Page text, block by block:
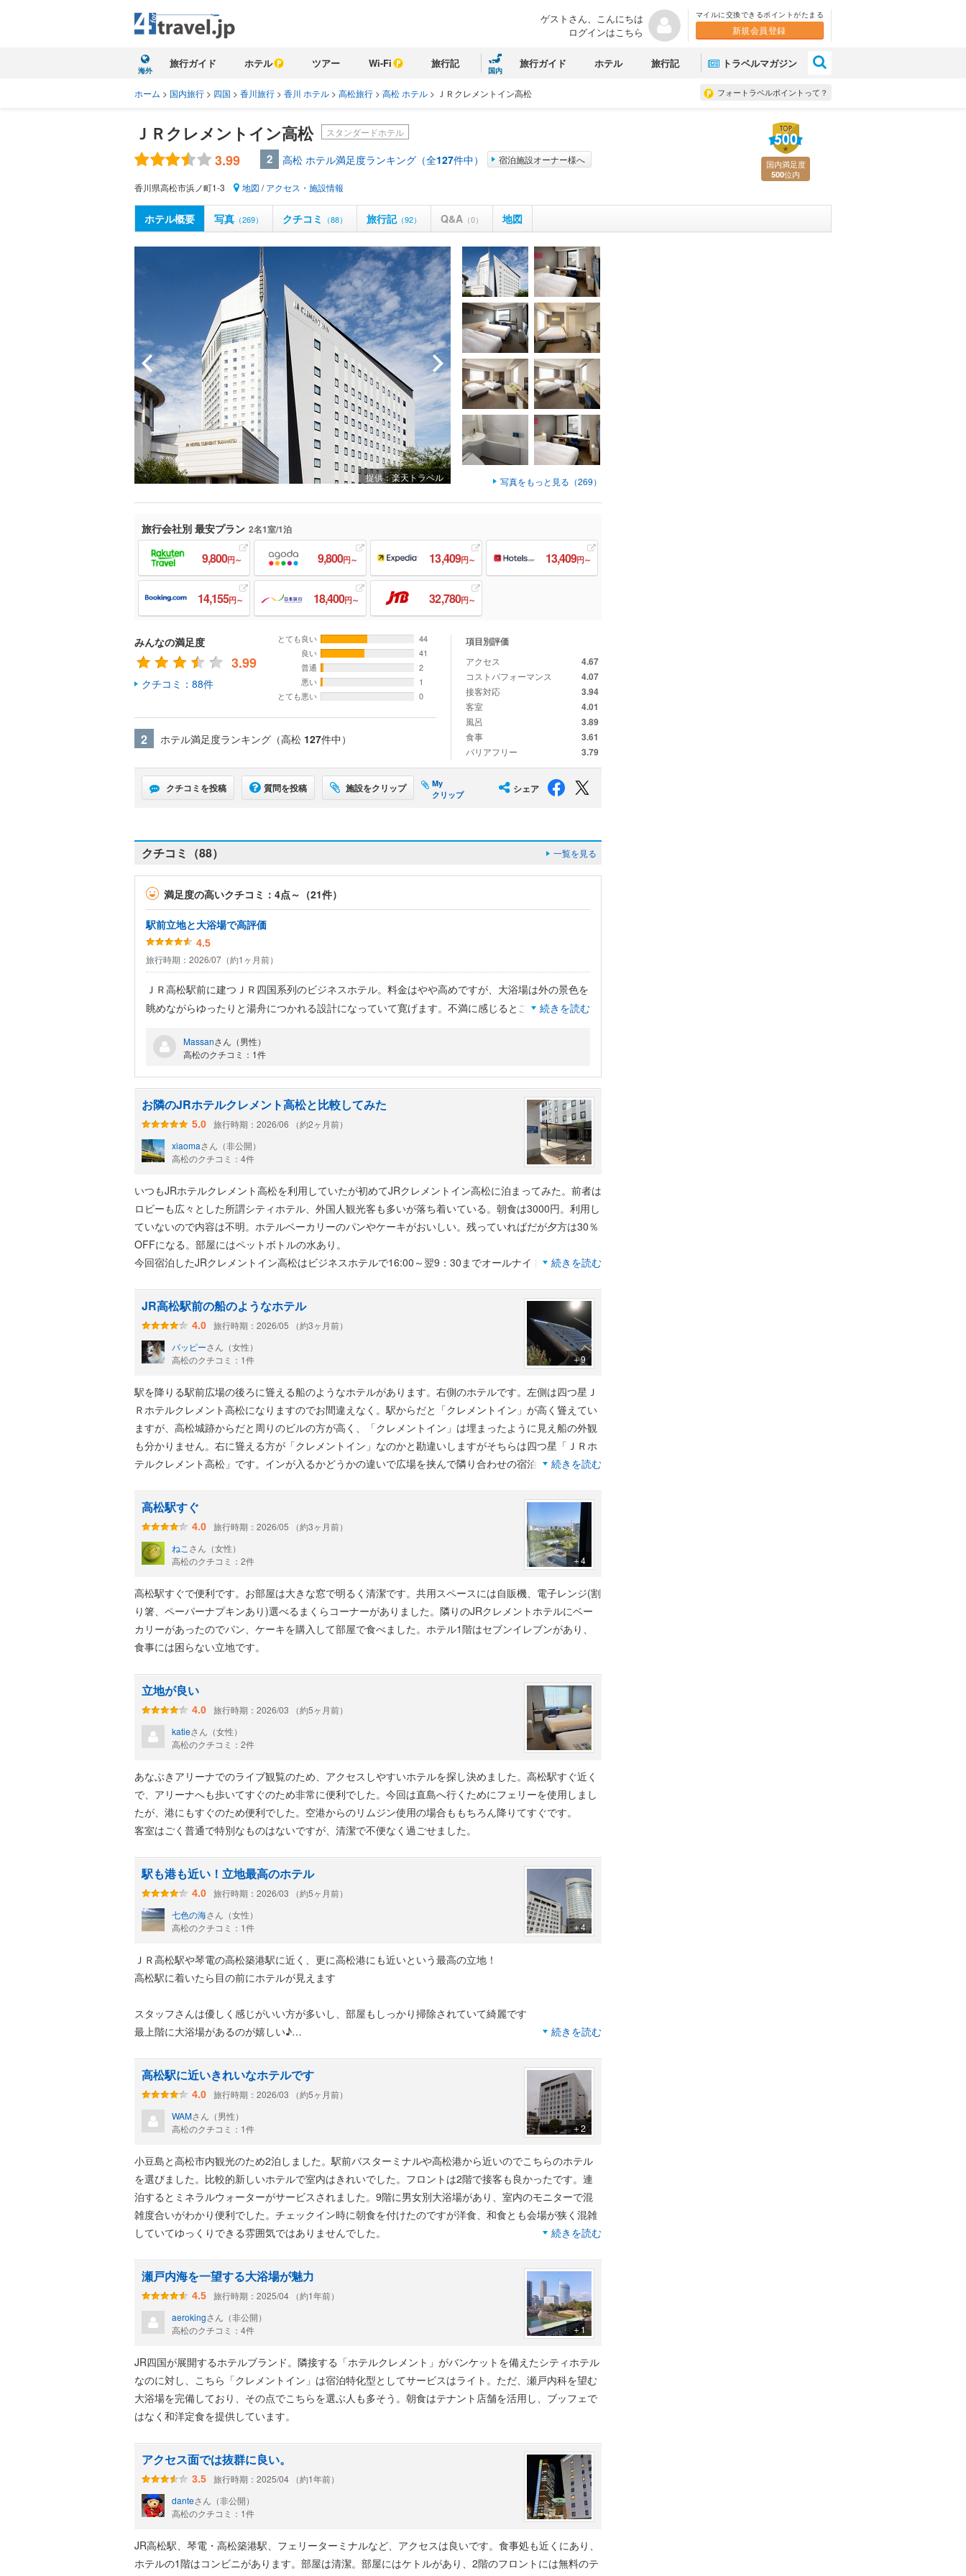
ゲストさん、こんにちは
ログインはこちら
マイルに交換できるポイントがたまる
新規会員登録
海外
旅行ガイド ホテル ツアー Wi-Fi 旅行記
国内
旅行ガイド ホテル 旅行記 トラベルマガジン
フォートラベルポイントって？
ホーム > 国内旅行 > 四国 > 香川旅行 > 香川 ホテル > 高松旅行 > 高松 ホテル > ＪＲクレメントイン高松
ＪＲクレメントイン高松 スタンダードホテル
3.99 2 高松 ホテル満足度ランキング（全127件中） 宿泊施設オーナー様へ
香川県高松市浜ノ町1-3 地図 /アクセス・施設情報
国内満足度
500位内
ホテル概要 写真 （269） クチコミ （88） 旅行記（92） Q&A （0） 地図
提供：楽天トラベル 写真をもっと見る（269）
旅行会社別 最安プラン 2名1室/1泊
9,800円～ 9,800円～ 13,409円～ 13,409円～
14,155円～ 18,400円～ 32,780円～
みんなの満足度
3.99
クチコミ：88件
とても良い
44
良い
41
普通
2
悪い
1
とても悪い
0
2 ホテル満足度ランキング（高松 127件中）
項目別評価
アクセス 4.67
コストパフォーマンス 4.07
接客対応 3.94
客室 4.01
風呂 3.89
食事 3.61
バリアフリー 3.79
クチコミを投稿 質問を投稿 施設をクリップ
My
クリップ
シェア
クチコミ（88） 一覧を見る
満足度の高いクチコミ：4点～（21件）
駅前立地と大浴場で高評価
4.5
旅行時期：2026/07（約1ヶ月前）
ＪＲ高松駅前に建つＪＲ四国系列のビジネスホテル。料金はやや高めですが、大浴場は外の景色を
眺めながらゆったりと湯舟につかれる設計になっていて寛げます。不満に感じるところはありませ
のが難点でしょうか。もちろん鉄道旅行には抜群な好立地であることは間違いありません。
続きを読む
Massanさん（男性）
高松のクチコミ：1件
お隣のJRホテルクレメント高松と比較してみた
5.0
旅行時期：2026/06 （約2ヶ月前）
xiaomaさん（非公開）
高松のクチコミ：4件
＋4
いつもJRホテルクレメント高松を利用していたが初めてJRクレメントイン高松に泊まってみた。前者は
ロビーも広々とした所謂シティホテル、外国人観光客も多いが落ち着いている。朝食は3000円。利用し
ていないので内容は不明。ホテルベーカリーのパンやケーキがおいしい。残っていればだが夕方は30％
OFFになる。部屋にはペットボトルの水あり。
今回宿泊したJRクレメントイン高松はビジネスホテルで16:00～翌9：30までオールナイト利用可の大
あって広く、水もある。1Fにセブンイレブンと朝食会場の和食レストランがある。レストランは利用し
ていないので内容は不明。高松は早朝から営業しているおいしいうどん屋さんがたくさんあるので不要
かなと思った。JRクレメントイン高松の2階ロビーには無料のコーヒーサーバーがあり24時間利用でき
るのもよかった。部屋のデスクが広く、デスクライトもあり作業に便利。両者の場所は隣なので立地条
件的にはどちらに泊まっても同じだと思う。JRクレメントイン高松の方が数千円安いが、日によっては
逆転していることもある。リムジンバスなら「高松築港」より「高松駅」が屋根もあって便利だと思っ
た。雨でも濡れずに行き来できる。
続きを読む
JR高松駅前の船のようなホテル
4.0
旅行時期：2026/05 （約3ヶ月前）
パッピーさん（女性）
高松のクチコミ：1件
＋9
駅を降りる駅前広場の後ろに聳える船のようなホテルがあります。右側のホテルです。左側は四つ星Ｊ
Ｒホテルクレメント高松になりますのでお間違えなく。駅からだと「クレメントイン」が高く聳えてい
ますが、高松城跡からだと周りのビルの方が高く、「クレメントイン」は埋まったように見え船の外観
も分かりません。右に聳える方が「クレメントイン」なのかと勘違いしますがそちらは四つ星「ＪＲホ
テルクレメント高松」です。インが入るかどうかの違いで広場を挟んで隣り合わせの宿泊施設なので口
駅からの外観と便利なロケーションが売りです。高松城跡もすぐそばですので早朝散策出来ます。駅前
広場のライトアップや高松シンボルタワーからの夕日鑑賞も無料で楽しめました。すぐそばにレストラ
ンも沢山あるし、一階がセブンイレブンになっているのでとても便利。室内は清潔で明るいし、ベッド
の寝心地も良し。狭いですが、ビジネスホテルと思って泊まれば文句はないでしょう。フロントは親
切。１５時のチャックインより１５分ほど前ですが、部屋を使わせて貰えました。チェックアウトは機
械で自分でするのでスムーズです。朝食は取りませんでした。
続きを読む
高松駅すぐ
4.0
旅行時期：2026/05 （約3ヶ月前）
ねこ さん（女性）
高松のクチコミ：2件
＋4
高松駅すぐで便利です。お部屋は大きな窓で明るく清潔です。共用スペースには自販機、電子レンジ(割
り箸、ペーパーナプキンあり)選べるまくらコーナーがありました。隣りのJRクレメントホテルにベー
カリーがあったのでパン、ケーキを購入して部屋で食べました。ホテル1階はセブンイレブンがあり、
食事には困らない立地です。
立地が良い
4.0
旅行時期：2026/03 （約5ヶ月前）
katieさん（女性）
高松のクチコミ：2件
あなぶきアリーナでのライブ観覧のため、アクセスしやすいホテルを探し決めました。高松駅すぐ近く
で、アリーナへも歩いてすぐのため非常に便利でした。今回は直島へ行くためにフェリーを使用しまし
たが、港にもすぐのため便利でした。空港からのリムジン使用の場合ももちろん降りてすぐです。
客室はごく普通で特別なものはないですが、清潔で不便なく過ごせました。
駅も港も近い！立地最高のホテル
4.0
旅行時期：2026/03 （約5ヶ月前）
七色の海さん（女性）
高松のクチコミ：1件
＋4
ＪＲ高松駅や琴電の高松築港駅に近く、更に高松港にも近いという最高の立地！
高松駅に着いたら目の前にホテルが見えます
スタッフさんは優しく感じがいい方が多いし、部屋もしっかり掃除されていて綺麗です
最上階に大浴場があるのが嬉しい♪
朝食は朝食券を利用して１階のカフェ（PRONTO）でいただきました
とても美味しくて満足でした
（こちらのカフェは３月末で閉店です）
大浴場の温度が43℃以上と熱かったのと、脱衣所の床の掃除が追いついていない感じだったのが少し残
念でしたが、トータルで大満足♪
ぜひまた泊まりたいホテルです
続きを読む
高松駅に近いきれいなホテルです
4.0
旅行時期：2026/03 （約5ヶ月前）
WAMさん（男性）
高松のクチコミ：1件
＋2
小豆島と高松市内観光のため2泊しました。駅前バスターミナルや高松港から近いのでこちらのホテル
を選びました。比較的新しいホテルで室内はきれいでした。フロントは2階で接客も良かったです。連
泊するとミネラルウォーターがサービスされました。9階に男女別大浴場があり、室内のモニターで混
雑度合いがわかり便利でした。チェックイン時に朝食を付けたのですが洋食、和食とも会場が狭く混雑
していてゆっくりできる雰囲気ではありませんでした。
続きを読む
瀬戸内海を一望する大浴場が魅力
4.5
旅行時期：2025/04 （約1年前）
aerokingさん（非公開）
高松のクチコミ：4件
＋1
JR四国が展開するホテルブランド。隣接する「ホテルクレメント」がバンケットを備えたシティホテル
なのに対し、こちら「クレメントイン」は宿泊特化型としてサービスはライト。ただ、瀬戸内科を望む
大浴場を完備しており、その点でこちらを選ぶ人も多そう。朝食はテナント店舗を活用し、ブッフェで
はなく和洋定食を提供しています。
アクセス面では抜群に良い。
3.5
旅行時期：2025/04 （約1年前）
danteさん（非公開）
高松のクチコミ：1件
JR高松駅、琴電・高松築港駅、フェリーターミナルなど、アクセスは良いです。食事処も近くにあり、
ホテルの1階はコンビニがあります。部屋は清潔。部屋にはケトルがあり、2階のフロントには無料のテ